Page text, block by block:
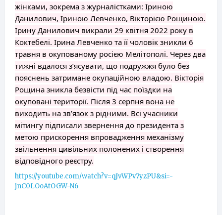
жінками, зокрема з журналістками: Іриною
Данилович, Іриною Левченко, Вікторією Рощиною.
Ірину Данилович викрали 29 квітня 2022 року в
Коктебелі. Ірина Левченко та її чоловік зникли 6
травня в окупованому росією Мелітополі. Через два
тижні вдалося з’ясувати, що подружжя було без
пояснень затримане окупаційною владою. Вікторія
Рощина зникла безвісти під час поїздки на
окуповані території. Після 3 серпня вона не
виходить на зв’язок з рідними. Всі учасники
мітингу підписали звернення до президента з
метою прискорення впровадження механізму
звільнення цивільних полонених і створення
відповідного реєстру.
https://youtube.com/watch?v=qJvWPv7yzPU&si=-
jnC0LOoAtOGW-N6